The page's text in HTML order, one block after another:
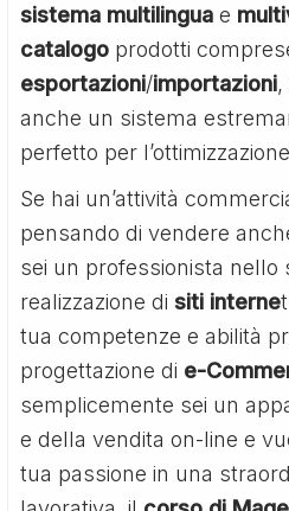
sistema multilingua e
catalogo prodotti
esportazioni/importazioni
anche un sistema
perfetto per
Se hai un’attività
pensando di vendere
sei un professionista nello
realizzazione disiti interne
tua competenze e abilità
progettazione di e-
semplicemente sei un
e della vendita on-line e
tua passione in una